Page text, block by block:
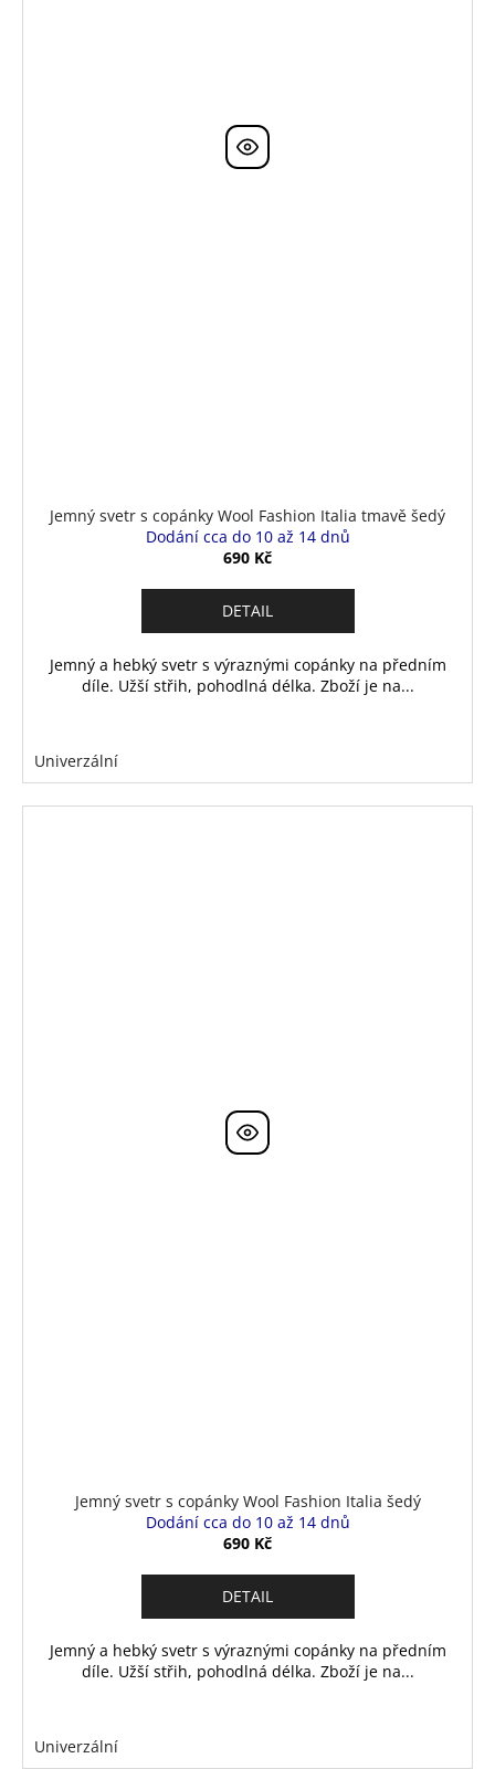
Jemný svetr s copánky Wool Fashion Italia tmavě šedý
Dodání cca do 10 až 14 dnů
690 Kč
DETAIL
Jemný a hebký svetr s výraznými copánky na předním
díle. Užší střih, pohodlná délka. Zboží je na...
Univerzální
Jemný svetr s copánky Wool Fashion Italia šedý
Dodání cca do 10 až 14 dnů
690 Kč
DETAIL
Jemný a hebký svetr s výraznými copánky na předním
díle. Užší střih, pohodlná délka. Zboží je na...
Univerzální